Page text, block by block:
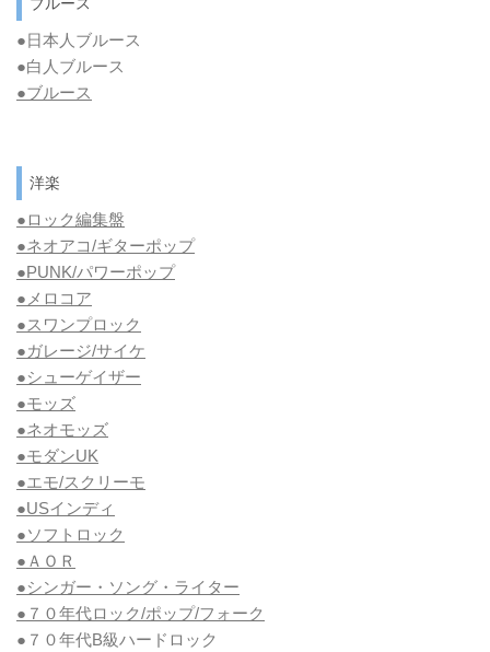
ブルース
●日本人ブルース
●白人ブルース
●ブルース
洋楽
●ロック編集盤
●ネオアコ/ギターポップ
●PUNK/パワーポップ
●メロコア
●スワンプロック
●ガレージ/サイケ
●シューゲイザー
●モッズ
●ネオモッズ
●モダンUK
●エモ/スクリーモ
●USインディ
●ソフトロック
●ＡＯＲ
●シンガー・ソング・ライター
●７０年代ロック/ポップ/フォーク
●７０年代B級ハードロック